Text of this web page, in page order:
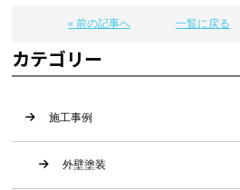
« 前の記事へ 一覧に戻る
カテゴリー
施工事例
外壁塗装